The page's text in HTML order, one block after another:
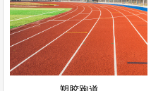
立即询问